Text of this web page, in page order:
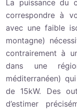
La puissance du
correspondre à
avec une faible
montagne)
contrairement à
dans une
méditerranéen)
de 15kW. Des
d’estimer